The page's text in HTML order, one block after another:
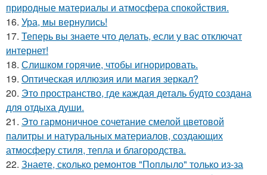
природные материалы и атмосфера спокойствия.
16. Ура, мы вернулись!
17. Теперь вы знаете что делать, если у вас отключат
интернет!
18. Слишком горячие, чтобы игнорировать.
19. Оптическая иллюзия или магия зеркал?
20. Это пространство, где каждая деталь будто создана
для отдыха души.
21. Это гармоничное сочетание смелой цветовой
палитры и натуральных материалов, создающих
атмосферу стиля, тепла и благородства.
22. Знаете, сколько ремонтов "Поплыло" только из-за